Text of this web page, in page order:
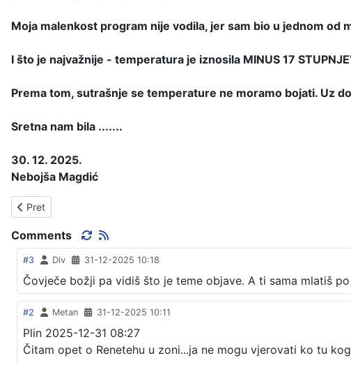
Moja malenkost program nije vodila, jer sam bio u jednom od
I što je najvažnije - temperatura je iznosila MINUS 17
Prema tom, sutrašnje se temperature ne moramo bojati. Uz
Sretna nam bila .......
30. 12. 2025.
Nebojša Magdić
Prethodni članak: SRETNA NOVA 2026.
Pret
Comments
#3 Div 31-12-2025 10:18
Čovječe božji pa vidiš što je teme objave. A ti sama mlatiš
#2 Metan 31-12-2025 10:11
Plin 2025-12-31 08:27
Čitam opet o Renetehu u zoni...ja ne mogu vjerovati ko tu